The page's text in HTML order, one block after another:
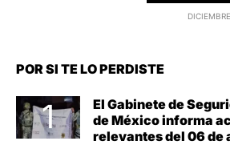
POR SI TE LO PERDISTE
El Gabinete de
de México informa
relevantes del 06 de